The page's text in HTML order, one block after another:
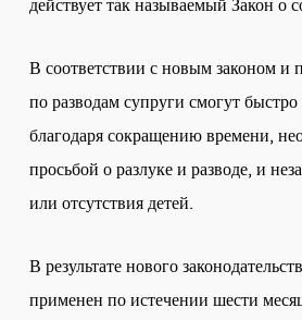
действует так называемый Закон о
В соответствии с новым законом и
по разводам супруги смогут
благодаря сокращению времени,
просьбой о разлуке и разводе, и
или отсутствия детей.
В результате нового
применен по истечении шести